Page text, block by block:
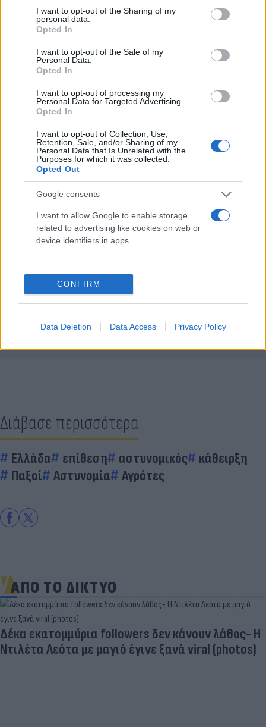
not limited to your visit or usage behaviour. You may click to
grant or deny consent to Google and its third-party tags to
use your data for below specified purposes in below Google
consent section.
I want to opt-out of the Sharing of my
personal data.
Opted In
I want to opt-out of the Sale of my
Personal Data.
Opted In
I want to opt-out of processing my
Personal Data for Targeted Advertising.
Opted In
I want to opt-out of Collection, Use,
Retention, Sale, and/or Sharing of my
Personal Data that Is Unrelated with the
Purposes for which it was collected.
Opted Out
Google consents
I want to allow Google to enable storage
related to advertising like cookies on web or
device identifiers in apps.
CONFIRM
Data Deletion Data Access Privacy Policy
Κάνε κλικ και δες περισσότερο
Διάβασε περισσότερα
Ελλάδα επίθεση αστυνομικός
κάθειρξη
Παξοί
Αστυνομία Αγρότες
ΑΠΟ ΤΟ ΔΙΚΤΥΟ
Δέκα εκατομμύρια followers δεν κάνουν λάθος- Η
Ντιλέτα Λεότα με μαγιό έγινε ξανά viral (photos)